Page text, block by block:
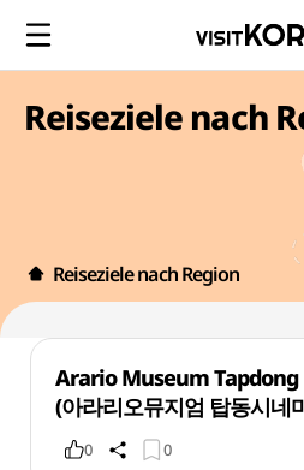
Reiseziele nach
Reiseziele nach Region
Arario Museum
(아라리오뮤지엄 탑동시네
0 0